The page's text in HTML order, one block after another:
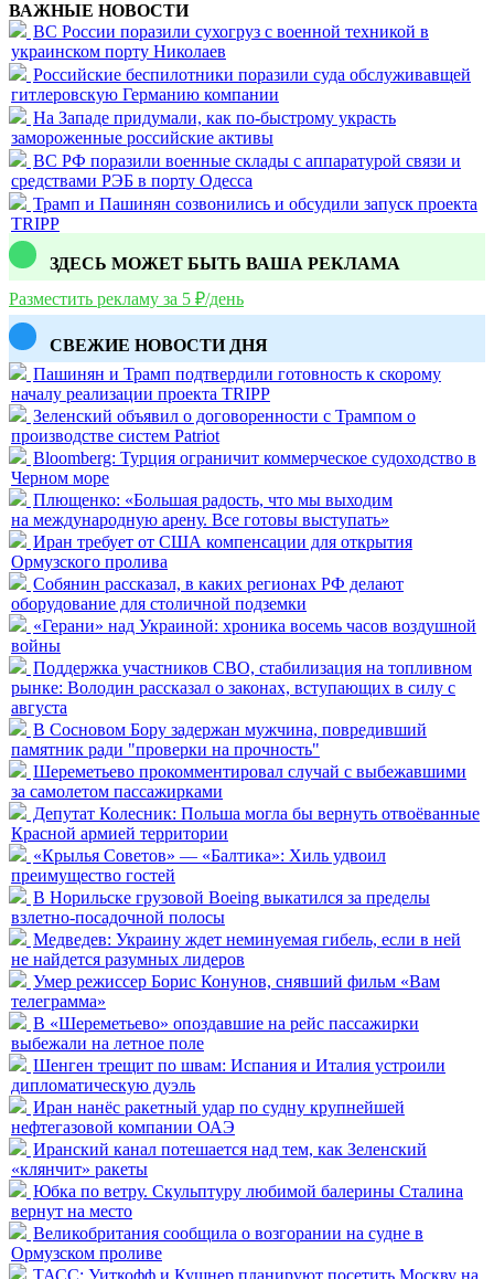
ВАЖНЫЕ НОВОСТИ
ВС России поразили сухогруз с военной техникой в
украинском порту Николаев
Российские беспилотники поразили суда обслуживавщей
гитлеровскую Германию компании
На Западе придумали, как по-быстрому украсть
замороженные российские активы
ВС РФ поразили военные склады с аппаратурой связи и
средствами РЭБ в порту Одесса
Трамп и Пашинян созвонились и обсудили запуск проекта
TRIPP
ЗДЕСЬ МОЖЕТ БЫТЬ ВАША РЕКЛАМА
Разместить рекламу за 5 ₽/день
СВЕЖИЕ НОВОСТИ ДНЯ
Пашинян и Трамп подтвердили готовность к скорому
началу реализации проекта TRIPP
Зеленский объявил о договоренности с Трампом о
производстве систем Patriot
Bloomberg: Турция ограничит коммерческое судоходство в
Черном море
Плющенко: «Большая радость, что мы выходим
на международную арену. Все готовы выступать»
Иран требует от США компенсации для открытия
Ормузского пролива
Собянин рассказал, в каких регионах РФ делают
оборудование для столичной подземки
«Герани» над Украиной: хроника восемь часов воздушной
войны
Поддержка участников СВО, стабилизация на топливном
рынке: Володин рассказал о законах, вступающих в силу с
августа
В Сосновом Бору задержан мужчина, повредивший
памятник ради "проверки на прочность"
Шереметьево прокомментировал случай с выбежавшими
за самолетом пассажирками
Депутат Колесник: Польша могла бы вернуть отвоёванные
Красной армией территории
«Крылья Советов» — «Балтика»: Хиль удвоил
преимущество гостей
В Норильске грузовой Boeing выкатился за пределы
взлетно-посадочной полосы
Медведев: Украину ждет неминуемая гибель, если в ней
не найдется разумных лидеров
Умер режиссер Борис Конунов, снявший фильм «Вам
телеграмма»
В «Шереметьево» опоздавшие на рейс пассажирки
выбежали на летное поле
Шенген трещит по швам: Испания и Италия устроили
дипломатическую дуэль
Иран нанёс ракетный удар по судну крупнейшей
нефтегазовой компании ОАЭ
Иранский канал потешается над тем, как Зеленский
«клянчит» ракеты
Юбка по ветру. Скульптуру любимой балерины Сталина
вернут на место
Великобритания сообщила о возгорании на судне в
Ормузском проливе